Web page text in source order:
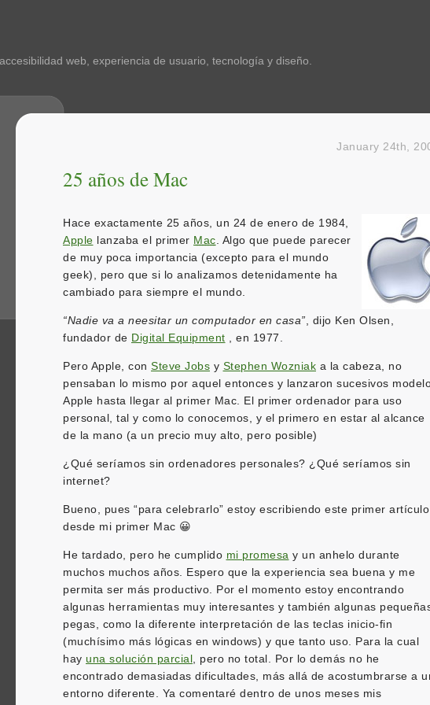
web, experiencia de usuario, tecnología y diseño.
25 años de Mac
January 24th,
Hace exactamente 25 años, un 24 de enero de 1984,
Apple lanzaba el primer Mac . Algo que puede parecer
de muy poca importancia (excepto para el mundo
geek), pero que si lo analizamos detenidamente ha
cambiado para siempre el mundo.
“Nadie va a neesitar un computador en casa” , dijo Ken Olsen,
fundador de Digital Equipment , en 1977.
Pero Apple, con Steve Jobs y Stephen Wozniak a la cabeza, no
pensaban lo mismo por aquel entonces y lanzaron sucesivos
Apple hasta llegar al primer Mac. El primer ordenador para uso
personal, tal y como lo conocemos, y el primero en estar al alcance
de la mano (a un precio muy alto, pero posible)
¿Qué seríamos sin ordenadores personales? ¿Qué seríamos sin
internet?
Bueno, pues “para celebrarlo” estoy escribiendo este primer artículo
desde mi primer Mac 😀
He tardado, pero he cumplido mi promesa y un anhelo durante
muchos muchos años. Espero que la experiencia sea buena y me
permita ser más productivo. Por el momento estoy encontrando
algunas herramientas muy interesantes y también algunas
pegas, como la diferente interpretación de las teclas inicio-fin
(muchísimo más lógicas en windows) y que tanto uso. Para la cual
hay una solución parcial , pero no total. Por lo demás no he
encontrado demasiadas dificultades, más allá de acostumbrarse a
entorno diferente. Ya comentaré dentro de unos meses mis